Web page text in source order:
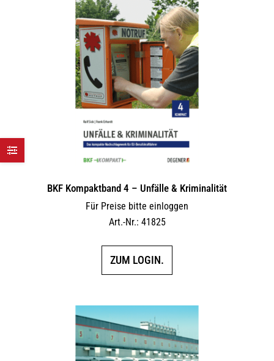
BKF Kompaktband 4 – Unfälle & Kriminalität
Für Preise bitte einloggen
Art.-Nr.: 41825
ZUM LOGIN.